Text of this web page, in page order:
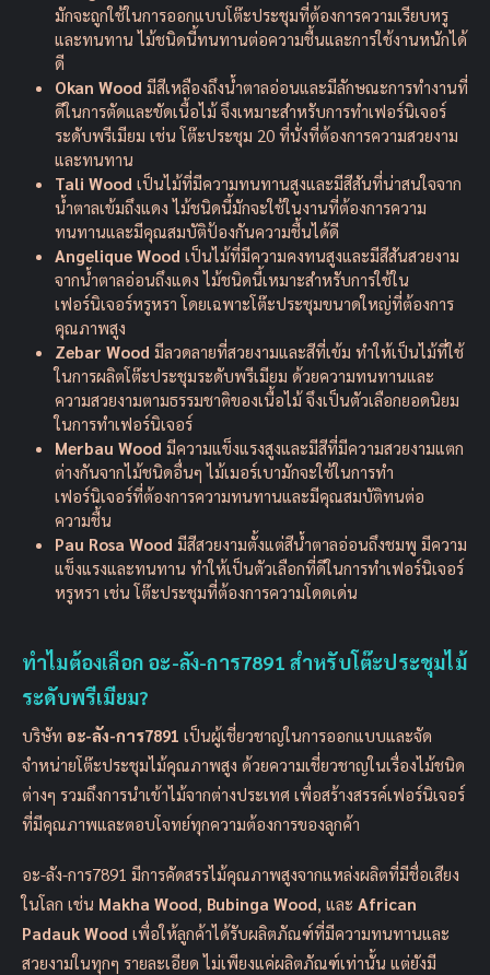
มักจะถูกใช้ในการออกแบบโต๊ะประชุมที่ต้องการความเรียบหรู
และทนทาน ไม้ชนิดนี้ทนทานต่อความชื้นและการใช้งานหนักได้
ดี
Okan Wood มีสีเหลืองถึงน้ำตาลอ่อนและมีลักษณะการทำงานที่
ดีในการตัดและขัดเนื้อไม้ จึงเหมาะสำหรับการทำเฟอร์นิเจอร์
ระดับพรีเมียม เช่น โต๊ะประชุม 20 ที่นั่งที่ต้องการความสวยงาม
และทนทาน
Tali Wood เป็นไม้ที่มีความทนทานสูงและมีสีสันที่น่าสนใจจาก
น้ำตาลเข้มถึงแดง ไม้ชนิดนี้มักจะใช้ในงานที่ต้องการความ
ทนทานและมีคุณสมบัติป้องกันความชื้นได้ดี
Angelique Wood เป็นไม้ที่มีความคงทนสูงและมีสีสันสวยงาม
จากน้ำตาลอ่อนถึงแดง ไม้ชนิดนี้เหมาะสำหรับการใช้ใน
เฟอร์นิเจอร์หรูหรา โดยเฉพาะโต๊ะประชุมขนาดใหญ่ที่ต้องการ
คุณภาพสูง
Zebar Wood มีลวดลายที่สวยงามและสีที่เข้ม ทำให้เป็นไม้ที่ใช้
ในการผลิตโต๊ะประชุมระดับพรีเมียม ด้วยความทนทานและ
ความสวยงามตามธรรมชาติของเนื้อไม้ จึงเป็นตัวเลือกยอดนิยม
ในการทำเฟอร์นิเจอร์
Merbau Wood มีความแข็งแรงสูงและมีสีที่มีความสวยงามแตก
ต่างกันจากไม้ชนิดอื่นๆ ไม้เมอร์เบามักจะใช้ในการทำ
เฟอร์นิเจอร์ที่ต้องการความทนทานและมีคุณสมบัติทนต่อ
ความชื้น
Pau Rosa Wood มีสีสวยงามตั้งแต่สีน้ำตาลอ่อนถึงชมพู มีความ
แข็งแรงและทนทาน ทำให้เป็นตัวเลือกที่ดีในการทำเฟอร์นิเจอร์
หรูหรา เช่น โต๊ะประชุมที่ต้องการความโดดเด่น
ทำไมต้องเลือก อะ-ลัง-การ7891 สำหรับโต๊ะประชุมไม้
ระดับพรีเมียม?
บริษัท อะ-ลัง-การ7891 เป็นผู้เชี่ยวชาญในการออกแบบและจัด
จำหน่ายโต๊ะประชุมไม้คุณภาพสูง ด้วยความเชี่ยวชาญในเรื่องไม้ชนิด
ต่างๆ รวมถึงการนำเข้าไม้จากต่างประเทศ เพื่อสร้างสรรค์เฟอร์นิเจอร์
ที่มีคุณภาพและตอบโจทย์ทุกความต้องการของลูกค้า
อะ-ลัง-การ7891 มีการคัดสรรไม้คุณภาพสูงจากแหล่งผลิตที่มีชื่อเสียง
ในโลก เช่น Makha Wood, Bubinga Wood, และ African
Padauk Wood เพื่อให้ลูกค้าได้รับผลิตภัณฑ์ที่มีความทนทานและ
สวยงามในทุกๆ รายละเอียด ไม่เพียงแค่ผลิตภัณฑ์เท่านั้น แต่ยังมี